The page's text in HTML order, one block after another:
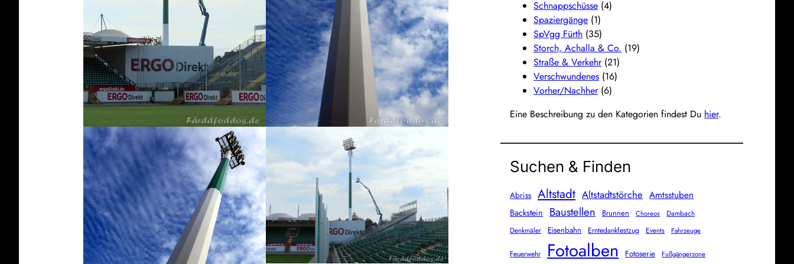
Schnappschüsse (4)
Spaziergänge (1)
SpVgg Fürth (35)
Storch, Achalla & Co. (19)
Straße & Verkehr(21)
Verschwundenes (16)
Vorher/Nachher(6)
Eine Beschreibung zu den Kategorien findest Du hier.
Suchen & Finden
Abriss Altstadt Altstadtstörche Amtsstuben
Backstein Baustellen Brunnen Choreos
Dambach
Denkmäler
Eisenbahn Erntedankfestzug Events Fahrzeuge
Feuerwehr Fotoalben Fotoserie Fußgängerzone